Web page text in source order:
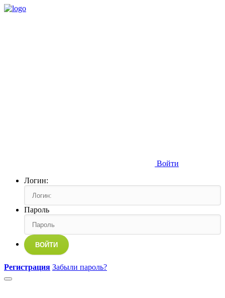
Войти
Логин:
Пароль
ВОЙТИ
Регистрация Забыли пароль?